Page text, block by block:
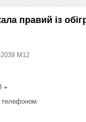
правий із
M12
телефоном